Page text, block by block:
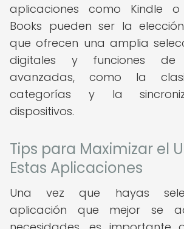
aplicaciones como Kindle
Books pueden ser la
que ofrecen una amplia
digitales y funciones de
avanzadas, como la
categorías y la
dispositivos.
Tips para Maximizar el
Estas Aplicaciones
Una vez que hayas
aplicación que mejor se